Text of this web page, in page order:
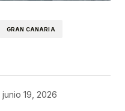
GRAN CANARIA
junio 19, 2026